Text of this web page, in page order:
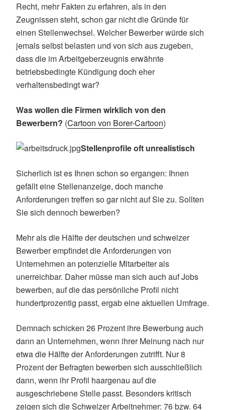
Recht, mehr Fakten zu erfahren, als in den
Zeugnissen steht, schon gar nicht die Gründe für
einen Stellenwechsel. Welcher Bewerber würde sich
jemals selbst belasten und von sich aus zugeben,
dass die im Arbeitgeberzeugnis erwähnte
betriebsbedingte Kündigung doch eher
verhaltensbedingt war?
Was wollen die Firmen wirklich von den
Bewerbern? (Cartoon von Borer-Cartoon)
Stellenprofile oft unrealistisch
Sicherlich ist es Ihnen schon so ergangen: Ihnen
gefällt eine Stellenanzeige, doch manche
Anforderungen treffen so gar nicht auf Sie zu. Sollten
Sie sich dennoch bewerben?
Mehr als die Hälfte der deutschen und schweizer
Bewerber empfindet die Anforderungen von
Unternehmen an potenzielle Mitarbeiter als
unerreichbar. Daher müsse man sich auch auf Jobs
bewerben, auf die das persönliche Profil nicht
hundertprozentig passt, ergab eine aktuellen Umfrage.
Demnach schicken 26 Prozent ihre Bewerbung auch
dann an Unternehmen, wenn ihrer Meinung nach nur
etwa die Hälfte der Anforderungen zutrifft. Nur 8
Prozent der Befragten bewerben sich ausschließlich
dann, wenn ihr Profil haargenau auf die
ausgeschriebene Stelle passt. Besonders kritisch
zeigen sich die Schweizer Arbeitnehmer: 76 bzw. 64